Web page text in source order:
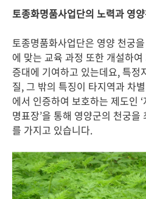
토종화명품사업단의 노력과 영
토종명품화사업단은 영양 천궁
에 맞는 교육 과정 또한 개설하
증대에 기여하고 있는데요, 특정
질, 그 밖의 특징이 타지역과 차
에서 인증하여 보호하는 제도인
명표장’을 통해 영양군의 천궁
를 가지고 있습니다.